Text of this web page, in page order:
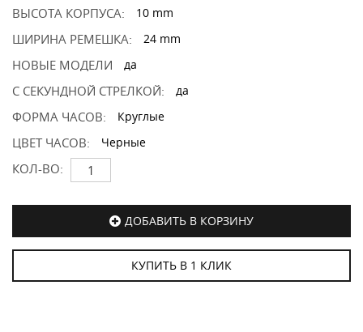
ВЫСОТА КОРПУСА: 10 mm
ШИРИНА РЕМЕШКА: 24 mm
НОВЫЕ МОДЕЛИ да
С СЕКУНДНОЙ СТРЕЛКОЙ: да
ФОРМА ЧАСОВ: Круглые
ЦВЕТ ЧАСОВ: Черные
КОЛ-ВО:
ДОБАВИТЬ В КОРЗИНУ
КУПИТЬ В 1 КЛИК